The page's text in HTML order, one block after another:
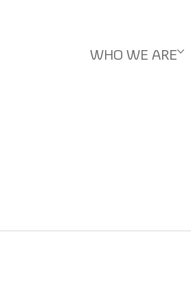
WHO WE ARE